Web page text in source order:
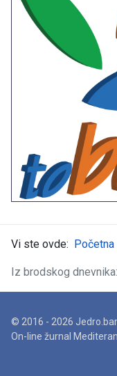
Vi ste ovde: Početna
Iz brodskog
© 2016 - 2026 Jedro.bar
On-line žurnal